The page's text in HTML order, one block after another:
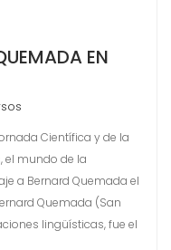
EN
Científica y de la
el mundo de la
a Bernard Quemada el
Quemada (San
lingüísticas, fue el